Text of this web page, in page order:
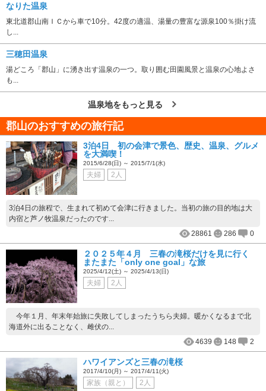
なりた温泉
東北道郡山南ＩＣから車で10分。42度の適温、湯量の豊富な源泉100％掛け流
し...
三穂田温泉
湯どころ「郡山」に湧き出す温泉の一つ。取り囲む田園風景と温泉の心地よさ
も...
温泉地をもっと見る
郡山のおすすめの旅行記
3泊4日 初の会津で景色、歴史、温泉、グルメ
を大満喫！
2015/6/28(日) ～ 2015/7/1(水)
夫婦 2人
3泊4日の旅程で、生まれて初めて会津に行きました。当初の旅の目的地は大
内宿と芦ノ牧温泉だったのです...
28861
286 0
２０２５年４月 三春の滝桜だけを見に行く
またまた「only one goal」な旅
2025/4/12(土) ～ 2025/4/13(日)
夫婦 2人
今年１月、年末年始旅に失敗してしまったうちら夫婦。暖かくなるまで北
海道外に出ることなく、雌伏の...
4639
148 2
ハワイアンズと三春の滝桜
2017/4/10(月) ～ 2017/4/11(火)
家族（親と） 2人